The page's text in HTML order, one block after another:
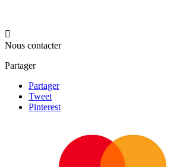

Nous contacter
Partager
Partager
Tweet
Pinterest